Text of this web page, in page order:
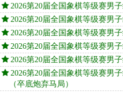
2026第20届全国象棋等级赛男
2026第20届全国象棋等级赛男
2026第20届全国象棋等级赛男
2026第20届全国象棋等级赛男
2026第20届全国象棋等级赛男
2026第20届全国象棋等级赛男
（卒底炮弃马局）